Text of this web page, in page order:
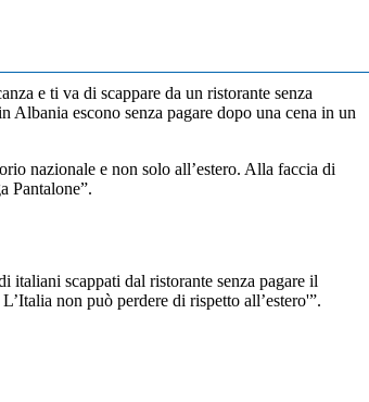
e ti va di scappare da un ristorante senza
Albania escono senza pagare dopo una cena in un
nazionale e non solo all’estero. Alla faccia di
Pantalone”.
italiani scappati dal ristorante senza pagare il
non può perdere di rispetto all’estero'”.